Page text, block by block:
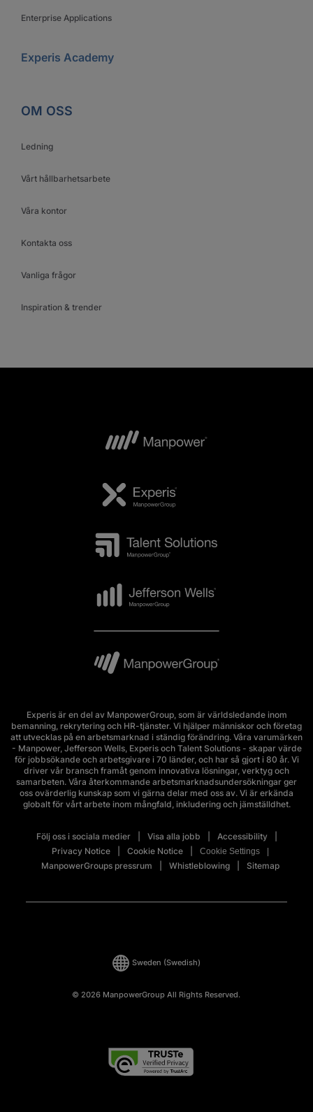
Enterprise Applications
Experis Academy
OM OSS
Ledning
Vårt hållbarhetsarbete
Våra kontor
Kontakta oss
Vanliga frågor
Inspiration & trender
Experis är en del av ManpowerGroup, som är världsledande inom
bemanning, rekrytering och HR-tjänster. Vi hjälper människor och företag
att utvecklas på en arbetsmarknad i ständig förändring. Våra varumärken
- Manpower, Jefferson Wells, Experis och Talent Solutions - skapar värde
för jobbsökande och arbetsgivare i 70 länder, och har så gjort i 80 år. Vi
driver vår bransch framåt genom innovativa lösningar, verktyg och
samarbeten. Våra återkommande arbetsmarknadsundersökningar ger
oss ovärderlig kunskap som vi gärna delar med oss av. Vi är erkända
globalt för vårt arbete inom mångfald, inkludering och jämställdhet.
Följ oss i sociala medier Visa alla jobb
Accessibility
Privacy Notice
Cookie Notice Cookie Settings
ManpowerGroups pressrum Whistleblowing Sitemap
© 2026 ManpowerGroup All Rights Reserved.
Sweden (Swedish)